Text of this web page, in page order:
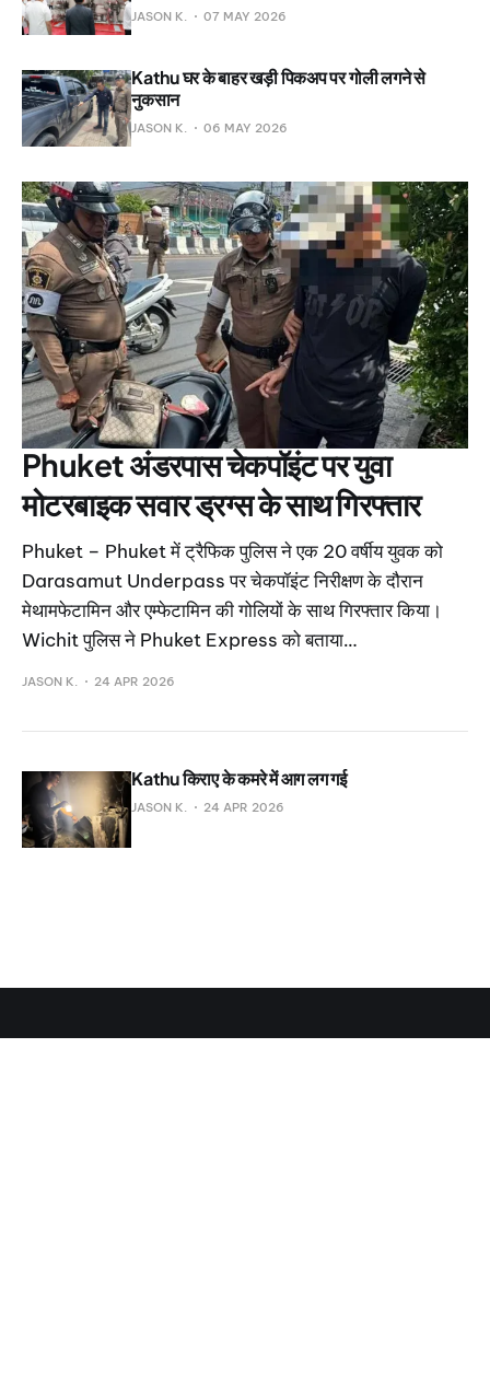
JASON K. 07 MAY 2026
Kathu घर के बाहर खड़ी पिकअप पर गोली लगने से
नुकसान
JASON K. 06 MAY 2026
Phuket अंडरपास चेकपॉइंट पर युवा
मोटरबाइक सवार ड्रग्स के साथ गिरफ्तार
Phuket – Phuket में ट्रैफिक पुलिस ने एक 20 वर्षीय युवक को
Darasamut Underpass पर चेकपॉइंट निरीक्षण के दौरान
मेथामफेटामिन और एम्फेटामिन की गोलियों के साथ गिरफ्तार किया।
Wichit पुलिस ने Phuket Express को बताया…
JASON K. 24 APR 2026
Kathu किराए के कमरे में आग लग गई
JASON K. 24 APR 2026